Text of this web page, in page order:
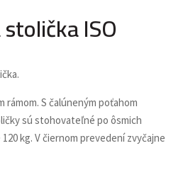
ISO
rámom. S čalúneným poťahom
sú stohovateľné po ôsmich
kg. V čiernom prevedení zvyčajne